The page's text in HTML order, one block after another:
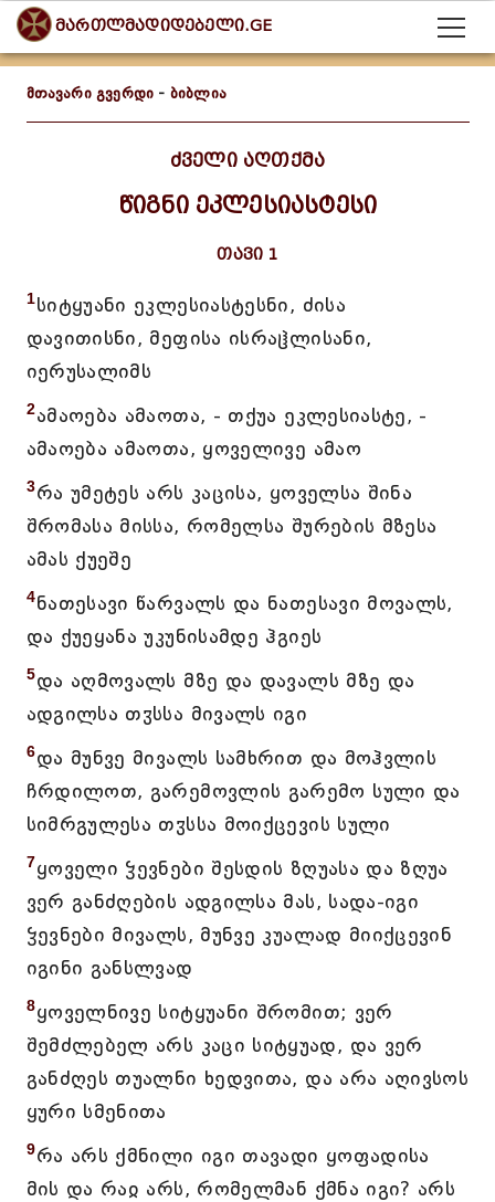
მართლმადიდებელი.GE
მთავარი გვერდი - ბიბლია
ძველი აღთქმა
წიგნი ეკლესიასტესი
თავი 1
1სიტყუანი ეკლესიასტესნი, ძისა
დავითისნი, მეფისა ისრაჱლისანი,
იერუსალიმს
2ამაოება ამაოთა, - თქუა ეკლესიასტე, -
ამაოება ამაოთა, ყოველივე ამაო
3რა უმეტეს არს კაცისა, ყოველსა შინა
შრომასა მისსა, რომელსა შურების მზესა
ამას ქუეშე
4ნათესავი წარვალს და ნათესავი მოვალს,
და ქუეყანა უკუნისამდე ჰგიეს
5და აღმოვალს მზე და დავალს მზე და
ადგილსა თჳსსა მივალს იგი
6და მუნვე მივალს სამხრით და მოჰვლის
ჩრდილოთ, გარემოვლის გარემო სული და
სიმრგულესა თჳსსა მოიქცევის სული
7ყოველი ჴევნები შესდის ზღუასა და ზღუა
ვერ განძღების ადგილსა მას, სადა-იგი
ჴევნები მივალს, მუნვე კუალად მიიქცევინ
იგინი განსლვად
8ყოველნივე სიტყუანი შრომით; ვერ
შემძლებელ არს კაცი სიტყუად, და ვერ
განძღეს თუალნი ხედვითა, და არა აღივსოს
ყური სმენითა
9რა არს ქმნილი იგი თავადი ყოფადისა
მის და რაჲ არს, რომელმან ქმნა იგი? არს